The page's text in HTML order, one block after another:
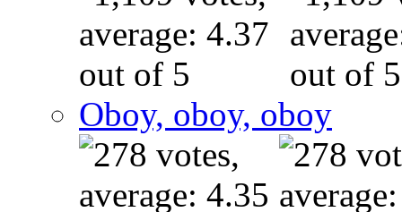
Oboy, oboy, oboy